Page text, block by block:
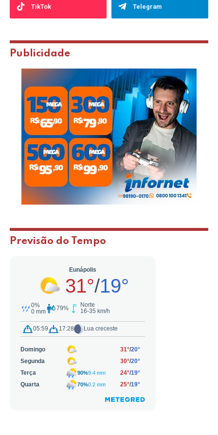
TikTok Telegram
Publicidade
Previsão do Tempo